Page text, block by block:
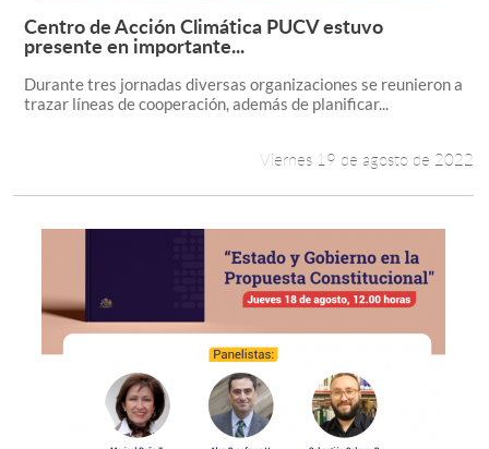
Leer más +
Centro de Acción Climática PUCV estuvo
presente en importante...
Durante tres jornadas diversas organizaciones se reunieron a
trazar líneas de cooperación, además de planificar...
Viernes 19 de agosto de 2022